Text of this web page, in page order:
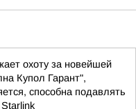
охоту за новейшей
Купол Гарант",
способна подавлять